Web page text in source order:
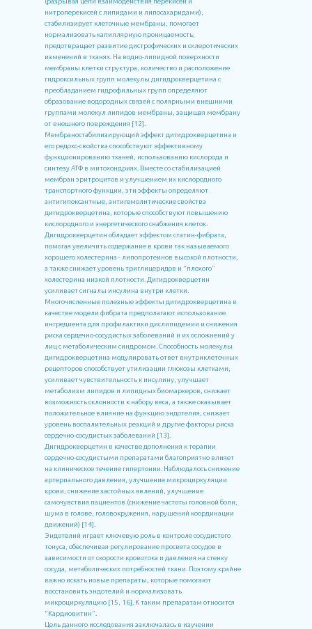
нитроперекисей с липидами и липосахаридами),
стабилизирует клеточные мембраны, помогает
нормализовать капиллярную проницаемость,
предотвращает развитие дистрофических и склеротических
изменений в тканях. На водно-липидной поверхности
мембраны клетки структура, количество и расположение
гидроксильных групп молекулы дигидрокверцетина с
преобладанием гидрофильных групп определяют
образование водородных связей с полярными внешними
группами молекул липидов мембраны, защищая мембрану
от внешнего повреждения [12].
Мембраностабилизирующий эффект дигидрокверцетина и
его редокс-свойства способствуют эффективному
функционированию тканей, использованию кислорода и
синтезу АТФ в митохондриях. Вместе со стабилизацией
мембран эритроцитов и улучшением их кислородного
транспортного функции, эти эффекты определяют
антигипоксантные, антигемолитические свойства
дигидрокверцетина, которые способствуют повышению
кислородного и энергетического снабжения клеток.
Дигидрокверцетин обладает эффектом статин-фибрата,
помогая увеличить содержание в крови так называемого
хорошего холестерина - липопротеинов высокой плотности,
а также снижает уровень триглицеридов и "плохого"
холестерина низкой плотности. Дигидрокверцетин
усиливает сигналы инсулина внутри клетки.
Многочисленные полезные эффекты дигидрокверцетина в
качестве модели фибрата предполагают использование
ингредиента для профилактики дислипидемии и снижения
риска сердечно-сосудистых заболеваний и их осложнений у
лиц с метаболическим синдромом. Способность молекулы
дигидрокверцетина модулировать ответ внутриклеточных
рецепторов способствует утилизации глюкозы клетками,
усиливает чувствительность к инсулину, улучшает
метаболизм липидов и липидных биомаркеров, снижает
возможность склонности к набору веса, а также оказывает
положительное влияние на функцию эндотелия, снижает
уровень воспалительных реакций и другие факторы риска
сердечно-сосудистых заболеваний [13].
Дигидрокверцетин в качестве дополнения к терапии
сердечно-сосудистыми препаратами благоприятно влияет
на клиническое течение гипертонии. Наблюдалось снижение
артериального давления, улучшение микроциркуляции
крови, снижение застойных явлений, улучшение
самочувствия пациентов (снижение частоты головной боли,
шума в голове, головокружения, нарушений координации
движений) [14].
Эндотелий играет ключевую роль в контроле сосудистого
тонуса, обеспечивая регулирование просвета сосудов в
зависимости от скорости кровотока и давления на стенку
сосуда, метаболических потребностей ткани. Поэтому крайне
важно искать новые препараты, которые помогают
восстановить эндотелий и нормализовать
микроциркуляцию [15, 16]. К таким препаратам относится
"Кардиовитин".
Цель данного исследования заключалась в изучении